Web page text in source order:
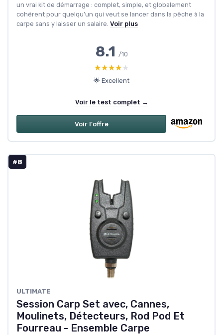
un vrai kit de démarrage : complet, simple, et globalement
cohérent pour quelqu’un qui veut se lancer dans la pêche à la
carpe sans y laisser un salaire. Voir plus
8.1 /10
★★★★★
★★★★★
🌟 Excellent
Voir le test complet →
Voir l'offre
#8
ULTIMATE
Session Carp Set avec, Cannes,
Moulinets, Détecteurs, Rod Pod Et
Fourreau - Ensemble Carpe